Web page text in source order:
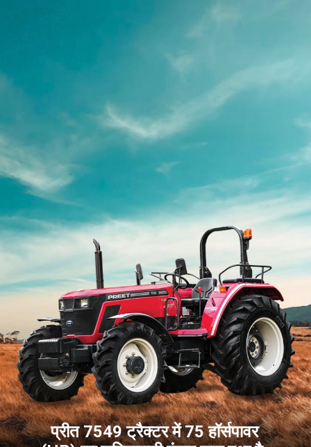
प्रीत 7549 ट्रैक्टर में 75 हॉर्सपावर